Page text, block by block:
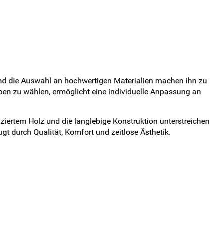
die Auswahl an hochwertigen Materialien machen ihn zu
zu wählen, ermöglicht eine individuelle Anpassung an
Holz und die langlebige Konstruktion unterstreichen
durch Qualität, Komfort und zeitlose Ästhetik.